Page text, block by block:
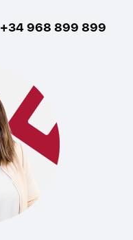
+34 968 899 899